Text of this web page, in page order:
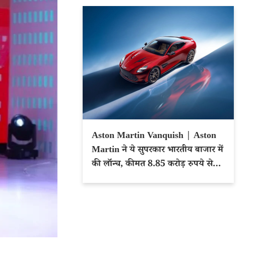
Aston Martin Vanquish | Aston
Martin ने ये सुपरकार भारतीय बाजार में
की लॉन्च, कीमत 8.85 करोड़ रुपये से